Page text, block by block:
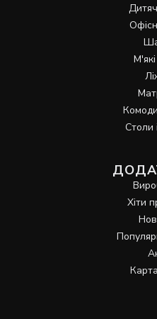
Столи
Хіти